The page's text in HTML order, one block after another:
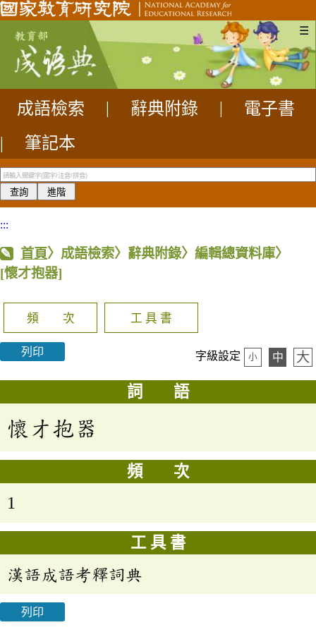
☰
成語檢索 辭典附錄
電子書
|
筆記本
:::
首頁〉成語檢索〉辭典附錄〉編輯總資料庫〉
[懷才抱器]
頻 次 工 具 書
列印 字級設定 小 中 大
詞 語
懷才抱器
頻 次
1
工 具 書
漢語成語考釋詞典
列印